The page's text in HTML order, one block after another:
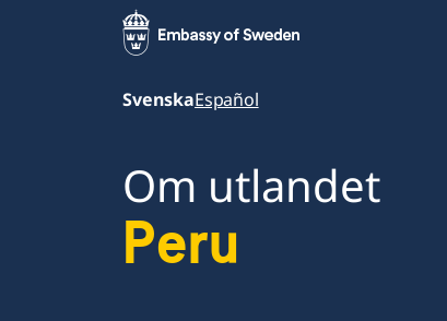
SvenskaEspañol
Om utlandet
Peru